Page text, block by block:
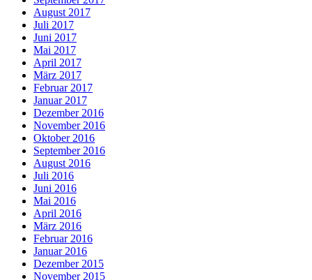
August 2017
Juli 2017
Juni 2017
Mai 2017
April 2017
März 2017
Februar 2017
Januar 2017
Dezember 2016
November 2016
Oktober 2016
September 2016
August 2016
Juli 2016
Juni 2016
Mai 2016
April 2016
März 2016
Februar 2016
Januar 2016
Dezember 2015
November 2015